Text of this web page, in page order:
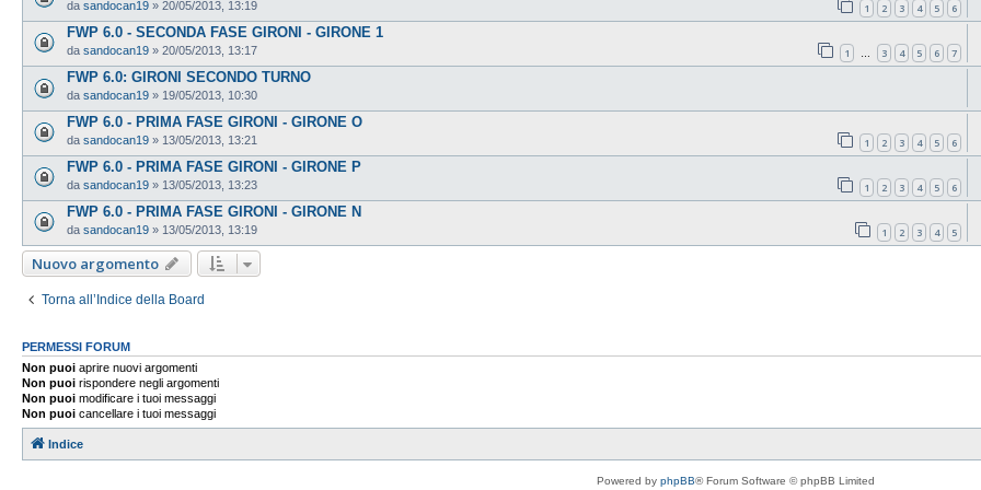
da sandocan19 » 20/05/2013, 13:19 1 2 3 4 5 6
FWP 6.0 - SECONDA FASE GIRONI - GIRONE 1
da sandocan19 » 20/05/2013, 13:17 1 … 3 4 5 6 7
FWP 6.0: GIRONI SECONDO TURNO
da sandocan19 » 19/05/2013, 10:30
FWP 6.0 - PRIMA FASE GIRONI - GIRONE O
da sandocan19 » 13/05/2013, 13:21 1 2 3 4 5 6
FWP 6.0 - PRIMA FASE GIRONI - GIRONE P
da sandocan19 » 13/05/2013, 13:23 1 2 3 4 5 6
FWP 6.0 - PRIMA FASE GIRONI - GIRONE N
da sandocan19 » 13/05/2013, 13:19 1 2 3 4 5
Nuovo argomento
Torna all’Indice della Board
PERMESSI FORUM
Non puoi aprire nuovi argomenti
Non puoi rispondere negli argomenti
Non puoi modificare i tuoi messaggi
Non puoi cancellare i tuoi messaggi
Indice
Powered by phpBB® Forum Software © phpBB Limited